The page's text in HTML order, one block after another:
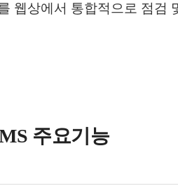
웹상에서 통합적으로 점검
주요기능